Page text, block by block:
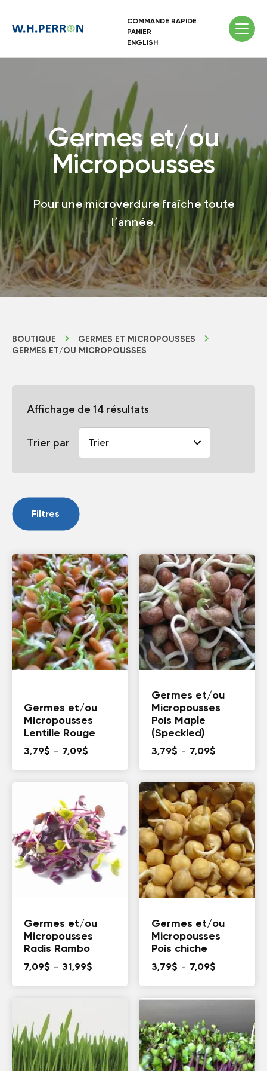
COMMANDE RAPIDE
PANIER
ENGLISH
Germes et/ou
Micropousses
Pour une microverdure fraîche toute
l’année.
BOUTIQUE
GERMES ET MICROPOUSSES
GERMES ET/OU MICROPOUSSES
Affichage de 14 résultats
Trier par
Filtres
Germes et/ou
Micropousses
Lentille Rouge
3,79$ – 7,09$
à
7,09$
Germes et/ou
Micropousses
Pois Maple
(Speckled)
3,79$ – 7,09$
3,79$
à
7,09$
Germes et/ou
Micropousses
Radis Rambo
7,09$ – 31,99$
31,99$
Germes et/ou
Micropousses
Pois chiche
3,79$ – 7,09$
à
7,09$